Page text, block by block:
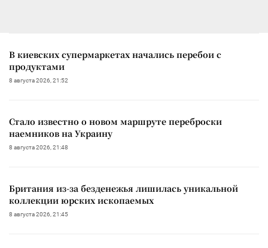
В киевских супермаркетах начались перебои с
продуктами
8 августа 2026, 21:52
Стало известно о новом маршруте переброски
наемников на Украину
8 августа 2026, 21:48
Британия из-за безденежья лишилась уникальной
коллекции юрских ископаемых
8 августа 2026, 21:45